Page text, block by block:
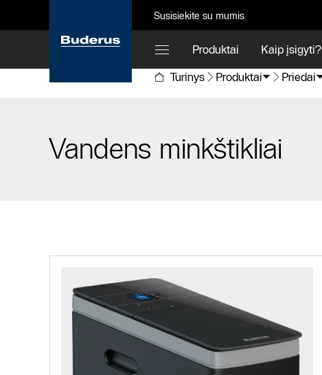
Susisiekite su mumis
Produktai Kaip įsigyti?
Turinys
Produktai Priedai
Vandens minkštikliai